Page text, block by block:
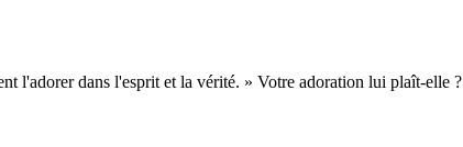
l'adorer dans l'esprit et la vérité. » Votre adoration lui plaît-elle ?